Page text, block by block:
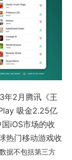
年2月腾讯《王
吸金2.25亿
iOS市场的收
热门移动游戏收
据不包括第三方